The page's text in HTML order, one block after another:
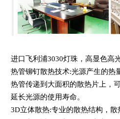
进口飞利浦3030灯珠，高显色高
热管铆钉散热技术:光源产生的热
热管传递到大面积的散热片上，
延长光源的使用寿命。
3D立体散热:专业的散热结构，